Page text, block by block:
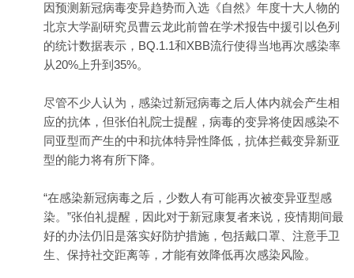
因预测新冠病毒变异趋势而入选《自然》年度十大人物的
北京大学副研究员曹云龙此前曾在学术报告中援引以色列
的统计数据表示，BQ.1.1和XBB流行使得当地再次感染率
从20%上升到35%。
尽管不少人认为，感染过新冠病毒之后人体内就会产生相
应的抗体，但张伯礼院士提醒，病毒的变异将使因感染不
同亚型而产生的中和抗体特异性降低，抗体拦截变异新亚
型的能力将有所下降。
“在感染新冠病毒之后，少数人有可能再次被变异亚型感
染。”张伯礼提醒，因此对于新冠康复者来说，疫情期间最
好的办法仍旧是落实好防护措施，包括戴口罩、注意手卫
生、保持社交距离等，才能有效降低再次感染风险。